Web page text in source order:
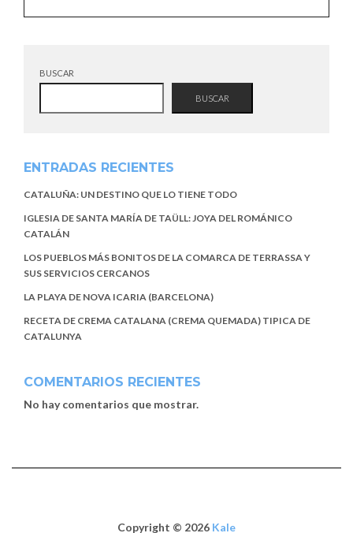
BUSCAR
BUSCAR
ENTRADAS RECIENTES
CATALUÑA: UN DESTINO QUE LO TIENE TODO
IGLESIA DE SANTA MARÍA DE TAÜLL: JOYA DEL ROMÁNICO
CATALÁN
LOS PUEBLOS MÁS BONITOS DE LA COMARCA DE TERRASSA Y
SUS SERVICIOS CERCANOS
LA PLAYA DE NOVA ICARIA (BARCELONA)
RECETA DE CREMA CATALANA (CREMA QUEMADA) TIPICA DE
CATALUNYA
COMENTARIOS RECIENTES
No hay comentarios que mostrar.
Copyright © 2026 Kale